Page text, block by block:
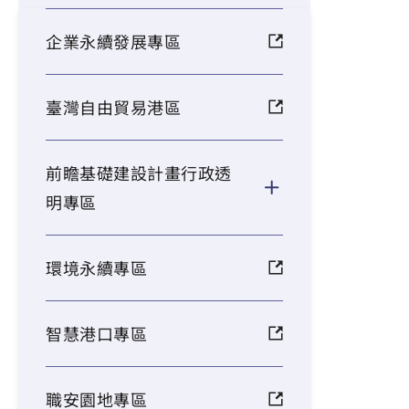
企業永續發展專區
臺灣自由貿易港區
前瞻基礎建設計畫行政透
明專區
環境永續專區
智慧港口專區
職安園地專區